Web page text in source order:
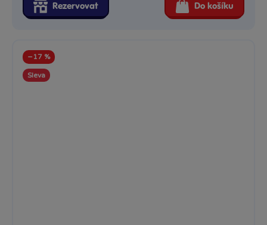
Rezervovat Do košíku
−17 %
Sleva